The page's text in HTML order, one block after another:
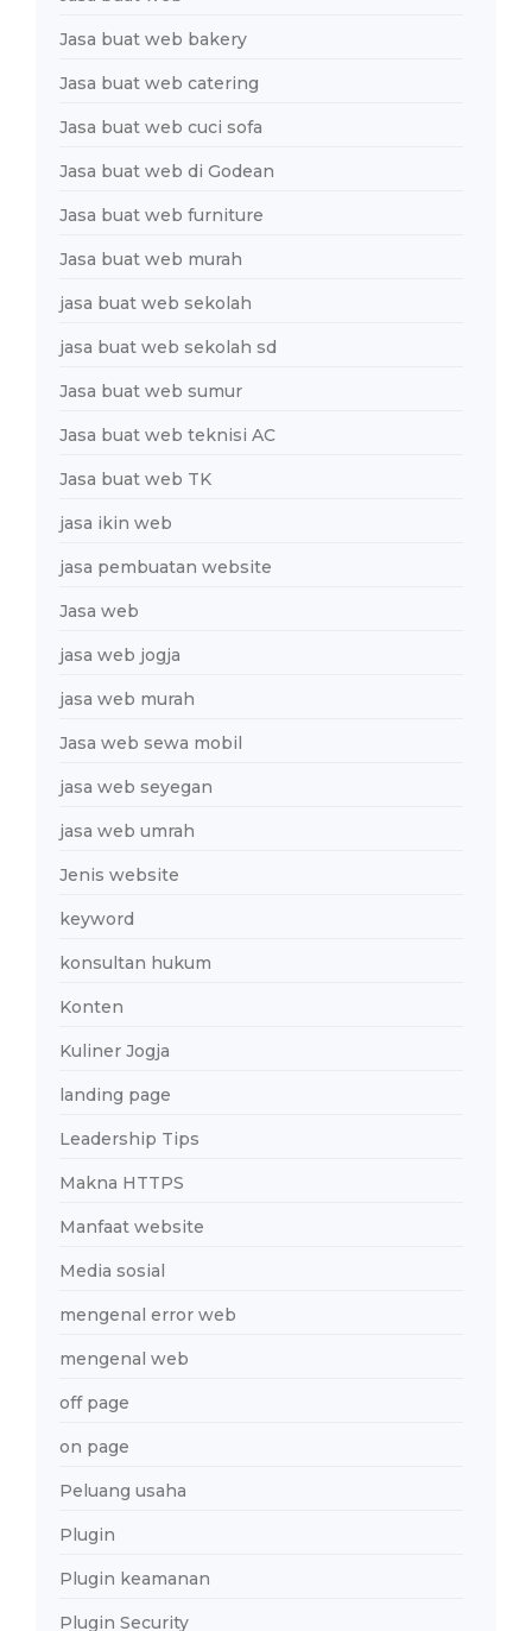
Jasa buat web bakery
Jasa buat web catering
Jasa buat web cuci sofa
Jasa buat web di Godean
Jasa buat web furniture
Jasa buat web murah
jasa buat web sekolah
jasa buat web sekolah sd
Jasa buat web sumur
Jasa buat web teknisi AC
Jasa buat web TK
jasa ikin web
jasa pembuatan website
Jasa web
jasa web jogja
jasa web murah
Jasa web sewa mobil
jasa web seyegan
jasa web umrah
Jenis website
keyword
konsultan hukum
Konten
Kuliner Jogja
landing page
Leadership Tips
Makna HTTPS
Manfaat website
Media sosial
mengenal error web
mengenal web
off page
on page
Peluang usaha
Plugin
Plugin keamanan
Plugin Security